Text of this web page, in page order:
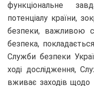
функціональне
потенціалу країни,
безпеки, важливою
безпека,
Служби безпеки
ході дослідження,
вживає заходів щодо